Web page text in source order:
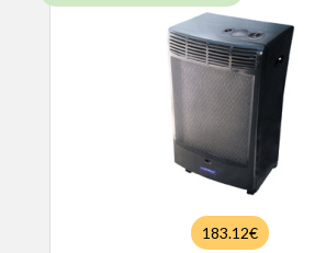
183.12€